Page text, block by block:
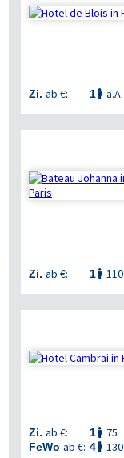
Zi. ab €: 1 a.A.
Zi. ab €: 1 110
Zi. ab €: 1 75
FeWo ab €: 4 130